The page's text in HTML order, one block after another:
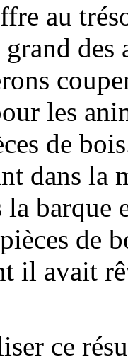
au
des
les
de
dans la
la barque
de
il avait
ce